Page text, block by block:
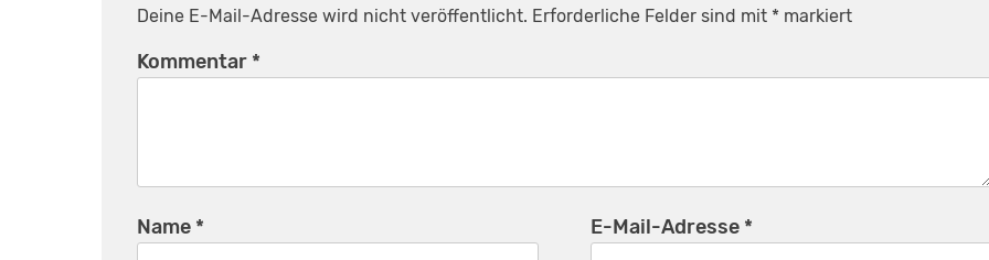
Deine E-Mail-Adresse wird nicht veröffentlicht. Erforderliche Felder sind mit * markiert
Kommentar *
Name * E-Mail-Adresse *